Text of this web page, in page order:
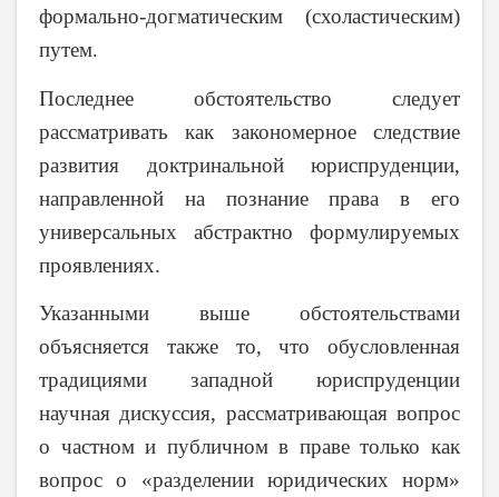
формально-догматическим (схоластическим)
путем.
Последнее обстоятельство следует
рассматривать как закономерное следствие
развития доктринальной юриспруденции,
направленной на познание права в его
универсальных абстрактно формулируемых
проявлениях.
Указанными выше обстоятельствами
объясняется также то, что обусловленная
традициями западной юриспруденции
научная дискуссия, рассматривающая вопрос
о частном и публичном в праве только как
вопрос о «разделении юридических норм»